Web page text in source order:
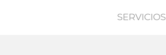
SERVICIOS